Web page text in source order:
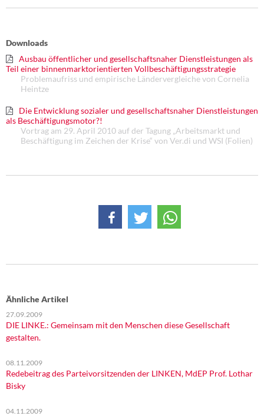
Über mich
Kontakt
Downloads
Ausbau öffentlicher und gesellschaftsnaher Dienstleistungen als
Teil einer binnenmarktorientierten Vollbeschäftigungsstrategie
Problemaufriss und empirische Ländervergleiche von Cornelia
Heintze
Die Entwicklung sozialer und gesellschaftsnaher Dienstleistungen
als Beschäftigungsmotor?!
Vortrag am 29. April 2010 auf der Tagung „Arbeitsmarkt und
Beschäftigung im Zeichen der Krise“ von Ver.di und WSI (Folien)
Ähnliche Artikel
27.09.2009
DIE LINKE.: Gemeinsam mit den Menschen diese Gesellschaft
gestalten.
08.11.2009
Redebeitrag des Parteivorsitzenden der LINKEN, MdEP Prof. Lothar
Bisky
04.11.2009